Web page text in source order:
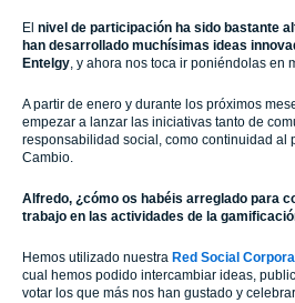
El nivel de participación ha sido bastante
han desarrollado muchísimas ideas
Entelgy, y ahora nos toca ir poniéndolas en
A partir de enero y durante los próximos
empezar a lanzar las iniciativas tanto de
responsabilidad social, como continuidad al
Cambio.
Alfredo, ¿cómo os habéis arreglado para
trabajo en las actividades de la
Hemos utilizado nuestra Red Social
cual hemos podido intercambiar ideas,
votar los que más nos han gustado y